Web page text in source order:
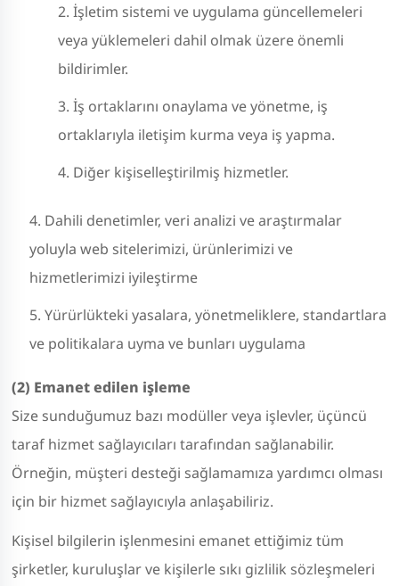
İşletim sistemi ve uygulama güncellemeleri
veya yüklemeleri dahil olmak üzere önemli
bildirimler.
İş ortaklarını onaylama ve yönetme, iş
ortaklarıyla iletişim kurma veya iş yapma.
Diğer kişiselleştirilmiş hizmetler.
Dahili denetimler, veri analizi ve araştırmalar
yoluyla web sitelerimizi, ürünlerimizi ve
hizmetlerimizi iyileştirme
Yürürlükteki yasalara, yönetmeliklere, standartlara
ve politikalara uyma ve bunları uygulama
(2) Emanet edilen işleme
Size sunduğumuz bazı modüller veya işlevler, üçüncü
taraf hizmet sağlayıcıları tarafından sağlanabilir.
Örneğin, müşteri desteği sağlamamıza yardımcı olması
için bir hizmet sağlayıcıyla anlaşabiliriz.
Kişisel bilgilerin işlenmesini emanet ettiğimiz tüm
şirketler, kuruluşlar ve kişilerle sıkı gizlilik sözleşmeleri